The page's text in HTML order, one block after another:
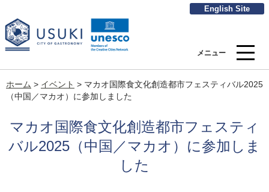
English Site
メニュー
ホーム > イベント > マカオ国際食文化創造都市フェスティバル2025
（中国／マカオ）に参加しました
マカオ国際食文化創造都市フェスティ
バル2025（中国／マカオ）に参加しま
した